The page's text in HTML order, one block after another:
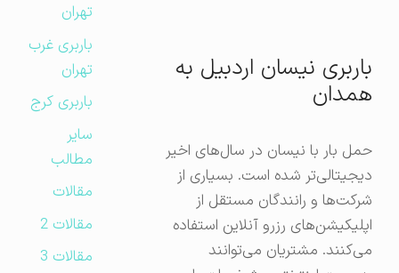
باربری نیسان اردبیل به
همدان
حمل بار با نیسان در سال‌های اخیر
دیجیتالی‌تر شده است. بسیاری از
شرکت‌ها و رانندگان مستقل از
اپلیکیشن‌های رزرو آنلاین استفاده
می‌کنند. مشتریان می‌توانند
تهران
باربری غرب
تهران
باربری کرج
مطالب
مقالات
مقالات 2
مقالات 3